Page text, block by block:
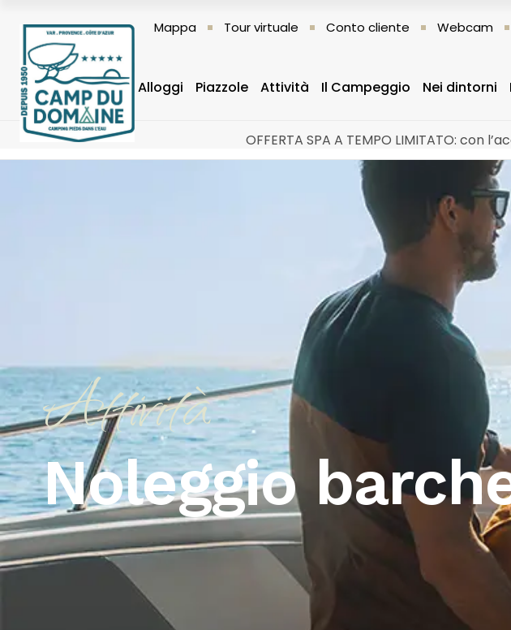
Mappa Tour virtuale Conto cliente Webcam
Alloggi Piazzole Attività Il Campeggio Nei dintorni
OFFERTA SPA A TEMPO LIMITATO: con
Attività
Noleggio